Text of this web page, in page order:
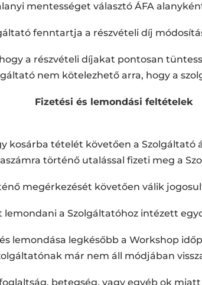
mentességet választó ÁFA
fenntartja a részvételi díj
a részvételi díjakat pontosan
nem kötelezhető arra, hogy a
Fizetési és lemondási feltételek
kosárba tételét követően a
történő utalással fizeti meg a
megérkezését követően válik
lemondani a Szolgáltatóhoz intézett
lemondása legkésőbb a Workshop
már nem áll módjában
betegség, vagy egyéb ok